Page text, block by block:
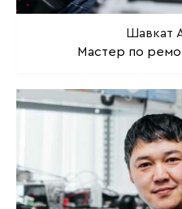
Шавкат
Мастер по